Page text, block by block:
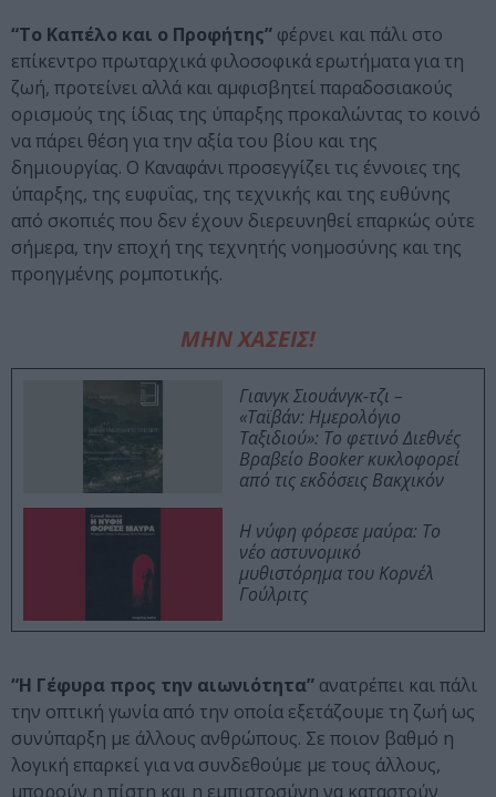
“Το Καπέλο και ο Προφήτης” φέρνει και πάλι στο
επίκεντρο πρωταρχικά φιλοσοφικά ερωτήματα για τη
ζωή, προτείνει αλλά και αμφισβητεί παραδοσιακούς
ορισμούς της ίδιας της ύπαρξης προκαλώντας το κοινό
να πάρει θέση για την αξία του βίου και της
δημιουργίας. Ο Καναφάνι προσεγγίζει τις έννοιες της
ύπαρξης, της ευφυΐας, της τεχνικής και της ευθύνης
από σκοπιές που δεν έχουν διερευνηθεί επαρκώς ούτε
σήμερα, την εποχή της τεχνητής νοημοσύνης και της
προηγμένης ρομποτικής.
ΜΗΝ ΧΑΣΕΙΣ!
Γιανγκ Σιουάνγκ-τζι –
«Ταϊβάν: Ημερολόγιο
Ταξιδιού»: Το φετινό Διεθνές
Βραβείο Booker κυκλοφορεί
από τις εκδόσεις Βακχικόν
Η νύφη φόρεσε μαύρα: Το
νέο αστυνομικό
μυθιστόρημα του Κορνέλ
Γούλριτς
“Η Γέφυρα προς την αιωνιότητα” ανατρέπει και πάλι
την οπτική γωνία από την οποία εξετάζουμε τη ζωή ως
συνύπαρξη με άλλους ανθρώπους. Σε ποιον βαθμό η
λογική επαρκεί για να συνδεθούμε με τους άλλους,
μπορούν η πίστη και η εμπιστοσύνη να καταστούν